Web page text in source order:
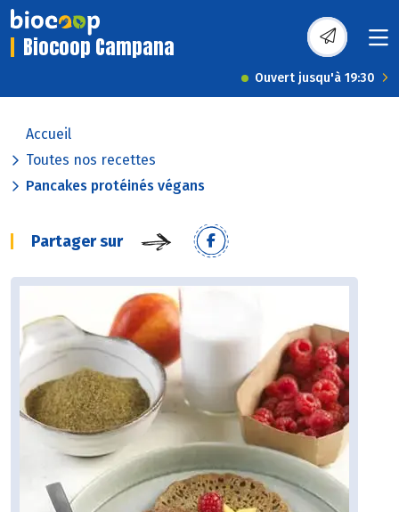
Biocoop Campana
Ouvert jusqu'à 19:30
Accueil
Toutes nos recettes
Pancakes protéinés végans
Partager sur